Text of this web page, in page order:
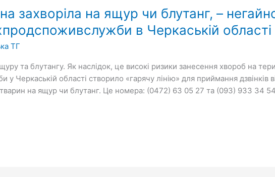
захворіла на ящур чи блутанг, –
в Черкаській області
ТГ
та блутангу. Як наслідок, це високі ризики занесення хвороб на
Черкаській області створило «гарячу лінію» для приймання дзвінків
на ящур чи блутанг. Це номера: (0472) 63 05 27 та (093) 933 34